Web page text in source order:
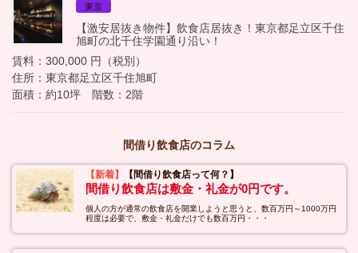
東京
【激安居抜き物件】飲食店居抜き！東京都足立区千住
旭町の北千住学園通り沿い！
賃料：300,000 円（税別）
住所：東京都足立区千住旭町
面積：約10坪 階数：2階
間借り飲食店のコラム
【新着】 【間借り飲食店って何？】
間借り飲食店は敷金・礼金が0円です。
個人の方が通常の飲食店を開業しようと思うと、数百万円～1000万円
程度は必要で、敷金・礼金だけでも数百万円・・・